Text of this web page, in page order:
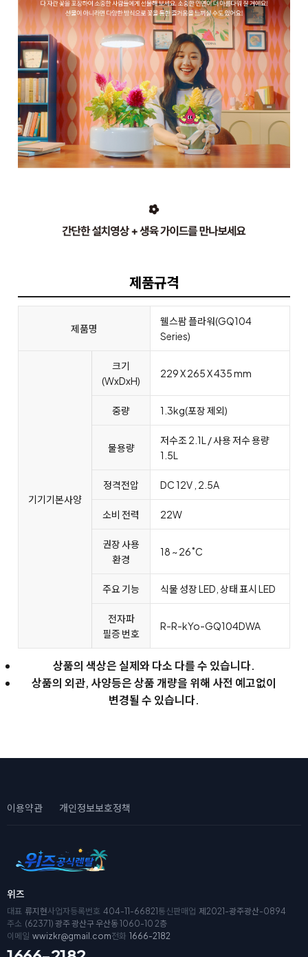
제품규격
제품명
웰스팜 플라워(GQ104
Series)
기기기본사양
크기
(WxDxH)
229 X 265 X 435 mm
중량 1.3kg(포장 제외)
물용량
저수조 2.1L / 사용 저수 용량
1.5L
정격전압 DC 12V , 2.5A
소비 전력 22W
권장 사용
환경
18 ~ 26˚C
주요 기능 식물 성장 LED, 상태 표시 LED
전자파
필증 번호
R-R-kYo-GQ104DWA
상품의 색상은 실제와 다소 다를 수 있습니다.
상품의 외관, 사양등은 상품 개량을 위해 사전 예고없이
변경될 수 있습니다.
이용약관 개인정보보호정책
위즈
대표 류지현사업자등록번호 404-11-66821 통신판매업 제2021-광주광산-0894
주소 (62371) 광주 광산구 우산동 1060-10 2층
이메일 wwizkr@gmail.com전화 1666-2182